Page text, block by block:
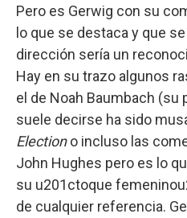
Pero es Gerwig con su
lo que se destaca y que
dirección sería un
Hay en su trazo algunos
el de Noah Baumbach (su
suele decirse ha sido
Electiono incluso las
John Hughes pero es lo
su u201ctoque
de cualquier referencia.